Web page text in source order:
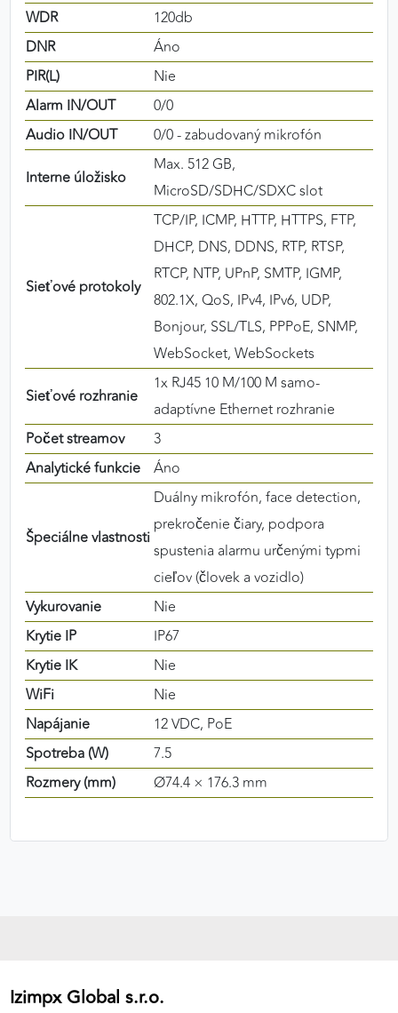
WDR
120db
DNR
Áno
PIR(L)
Nie
Alarm IN/OUT
0/0
Audio IN/OUT
0/0 - zabudovaný mikrofón
Interne úložisko
Max. 512 GB,
MicroSD/SDHC/SDXC slot
Sieťové protokoly
TCP/IP, ICMP, HTTP, HTTPS, FTP,
DHCP, DNS, DDNS, RTP, RTSP,
RTCP, NTP, UPnP, SMTP, IGMP,
802.1X, QoS, IPv4, IPv6, UDP,
Bonjour, SSL/TLS, PPPoE, SNMP,
WebSocket, WebSockets
Sieťové rozhranie
1x RJ45 10 M/100 M samo-
adaptívne Ethernet rozhranie
Počet streamov
3
Analytické funkcie
Áno
Špeciálne vlastnosti
Duálny mikrofón, face detection,
prekročenie čiary, podpora
spustenia alarmu určenými typmi
cieľov (človek a vozidlo)
Vykurovanie
Nie
Krytie IP
IP67
Krytie IK
Nie
WiFi
Nie
Napájanie
12 VDC, PoE
Spotreba (W)
7.5
Rozmery (mm)
Ø74.4 × 176.3 mm
Izimpx Global s.r.o.